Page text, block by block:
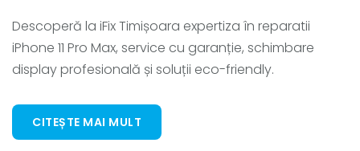
Descoperă la iFix Timișoara expertiza în reparatii
iPhone 11 Pro Max, service cu garanție, schimbare
display profesională și soluții eco-friendly.
CITEȘTE MAI MULT